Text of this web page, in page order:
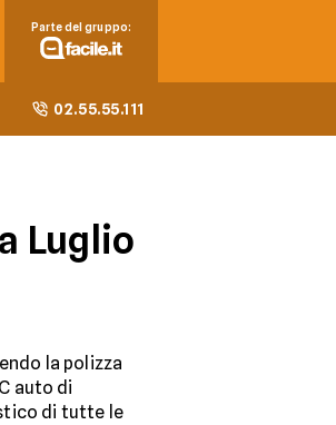
02.55.55.111
Parte del gruppo:
Luglio
la polizza
auto di
di tutte le